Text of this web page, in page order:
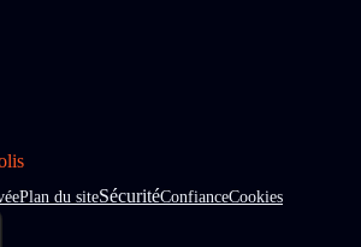
Plan du siteSécuritéConfianceCookies